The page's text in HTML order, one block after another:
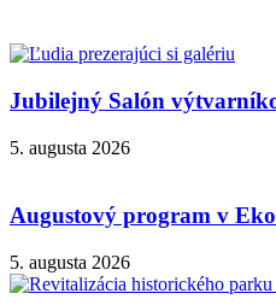
Jubilejný Salón
5. augusta 2026
Augustový program v
5. augusta 2026